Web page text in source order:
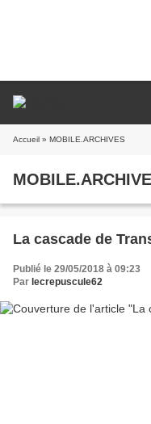
Accueil » MOBILE.ARCHIVES
La cascade de
Publié le 29/05/2018 à 09:23
Par lecrepuscule62